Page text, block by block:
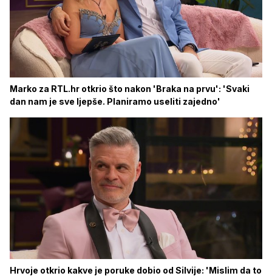
Marko za RTL.hr otkrio što nakon 'Braka na prvu': 'Svaki
dan nam je sve ljepše. Planiramo useliti zajedno'
Hrvoje otkrio kakve je poruke dobio od Silvije: 'Mislim da to